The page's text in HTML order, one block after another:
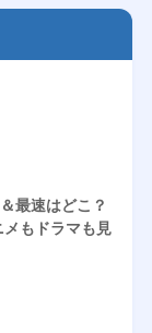
最速はどこ？
もドラマも見